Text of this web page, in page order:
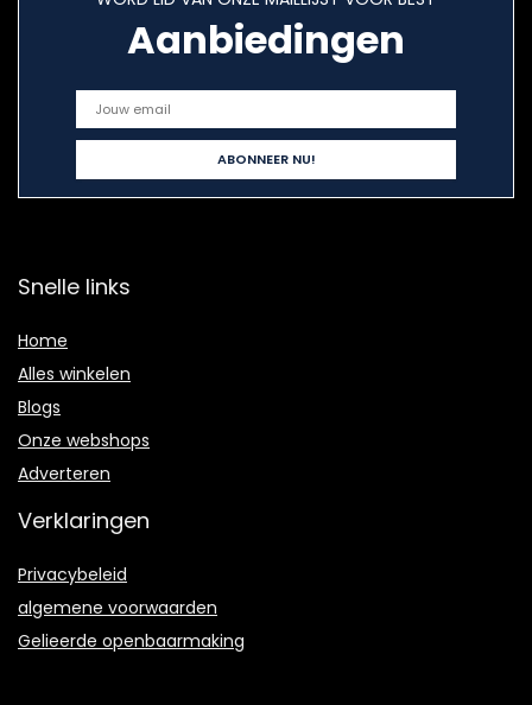
Aanbiedingen
Snelle links
Home
Alles winkelen
Blogs
Onze webshops
Adverteren
Verklaringen
Privacybeleid
algemene voorwaarden
Gelieerde openbaarmaking